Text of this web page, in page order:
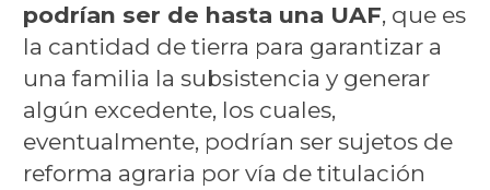
podrían ser de hasta una UAF, que es
la cantidad de tierra para garantizar a
una familia la subsistencia y generar
algún excedente, los cuales,
eventualmente, podrían ser sujetos de
reforma agraria por vía de titulación